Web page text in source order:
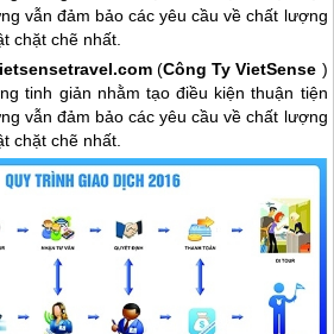
vẫn đảm bảo các yêu cầu về chất lượng
chặt chẽ nhất.
(Công Ty VietSense )
tinh giản nhằm tạo điều kiện thuận tiện
vẫn đảm bảo các yêu cầu về chất lượng
chặt chẽ nhất.